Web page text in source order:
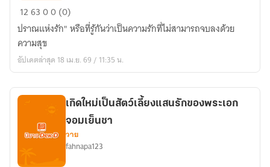
เกิด
ใหม่
ผม
จะ
ไม่
คุณ
126300 (0)
ปราณแห่งรัก" หรือที่รู้กันว่าเป็นความรักที่ไม่สามารถจบลงด้วย
ความสุข
อัปเดตล่าสุด 18 เม.ย. 69 / 11:35 น.
เกิดใหม่เป็นสัตว์เลี้ยงแสนรักของพระเอก
จอมเย็นชา
วาย
fahnapa123